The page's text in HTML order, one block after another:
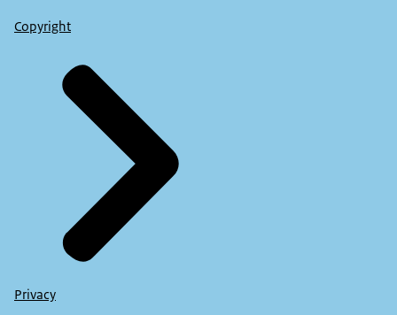
Copyright
Privacy